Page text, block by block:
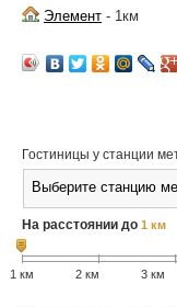
Элемент - 1км
Гостиницы у станции
Выберите станцию
На расстоянии до 1 км
1 км 2 км 3 км